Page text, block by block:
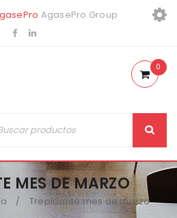
AgasePro Group
0
MES DE MARZO
/ Trepidante mes de marzo